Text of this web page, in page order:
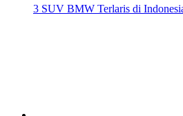
3 SUV BMW Terlaris di